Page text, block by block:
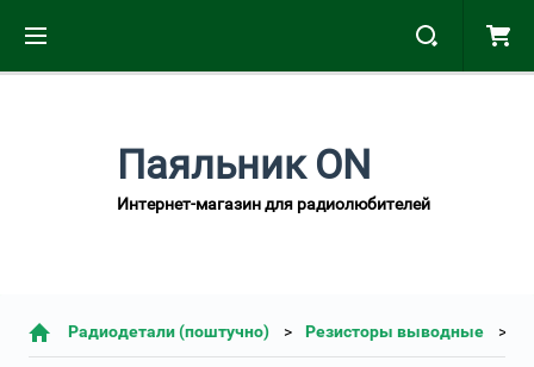
Паяльник ON
Интернет-магазин для радиолюбителей
Радиодетали (поштучно) Резисторы выводные